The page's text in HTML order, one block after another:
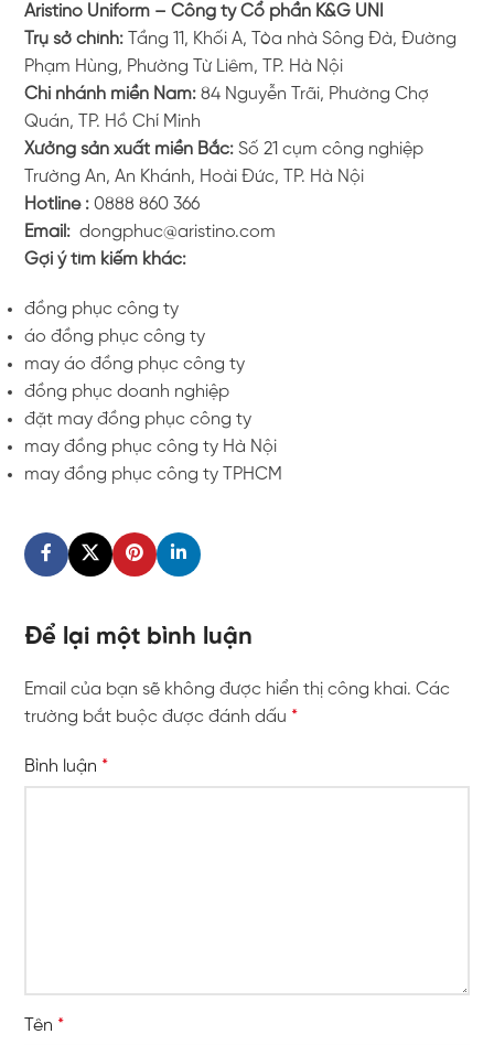
Aristino Uniform – Công ty Cổ phần K&G UNI
Trụ sở chính: Tầng 11, Khối A, Tòa nhà Sông Đà, Đường
Phạm Hùng, Phường Từ Liêm, TP. Hà Nội
Chi nhánh miền Nam: 84 Nguyễn Trãi, Phường Chợ
Quán, TP. Hồ Chí Minh
Xưởng sản xuất miền Bắc: Số 21 cụm công nghiệp
Trường An, An Khánh, Hoài Đức, TP. Hà Nội
Hotline : 0888 860 366
Email: dongphuc@aristino.com
Gợi ý tìm kiếm khác:
đồng phục công ty
áo đồng phục công ty
may áo đồng phục công ty
đồng phục doanh nghiệp
đặt may đồng phục công ty
may đồng phục công ty Hà Nội
may đồng phục công ty TPHCM
Để lại một bình luận
Email của bạn sẽ không được hiển thị công khai. Các
trường bắt buộc được đánh dấu *
Bình luận *
Tên *